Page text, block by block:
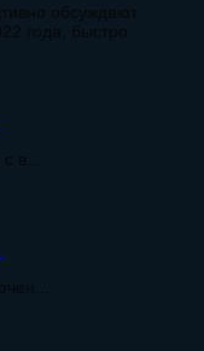
обсуждают
года, быстро
в...